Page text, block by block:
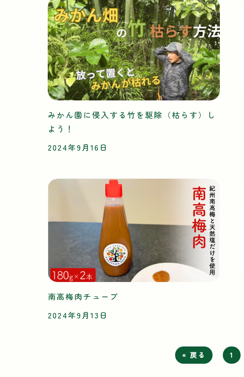
みかん園に侵入する竹を駆除（枯らす）し
よう！
2024年9月16日
南高梅肉チューブ
2024年9月13日
« 戻る 1